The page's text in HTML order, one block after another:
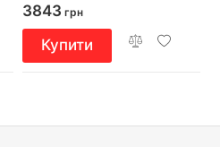
3843 грн
Купити